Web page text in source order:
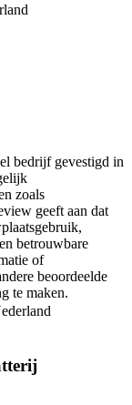
bedrijf gevestigd in
zoals
geeft aan dat
betrouwbare
of
beoordeelde
te maken.